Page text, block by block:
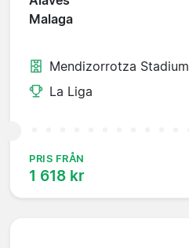
Malaga
Mendizorrotza Stadium
La Liga
PRIS FRÅN
1 618 kr